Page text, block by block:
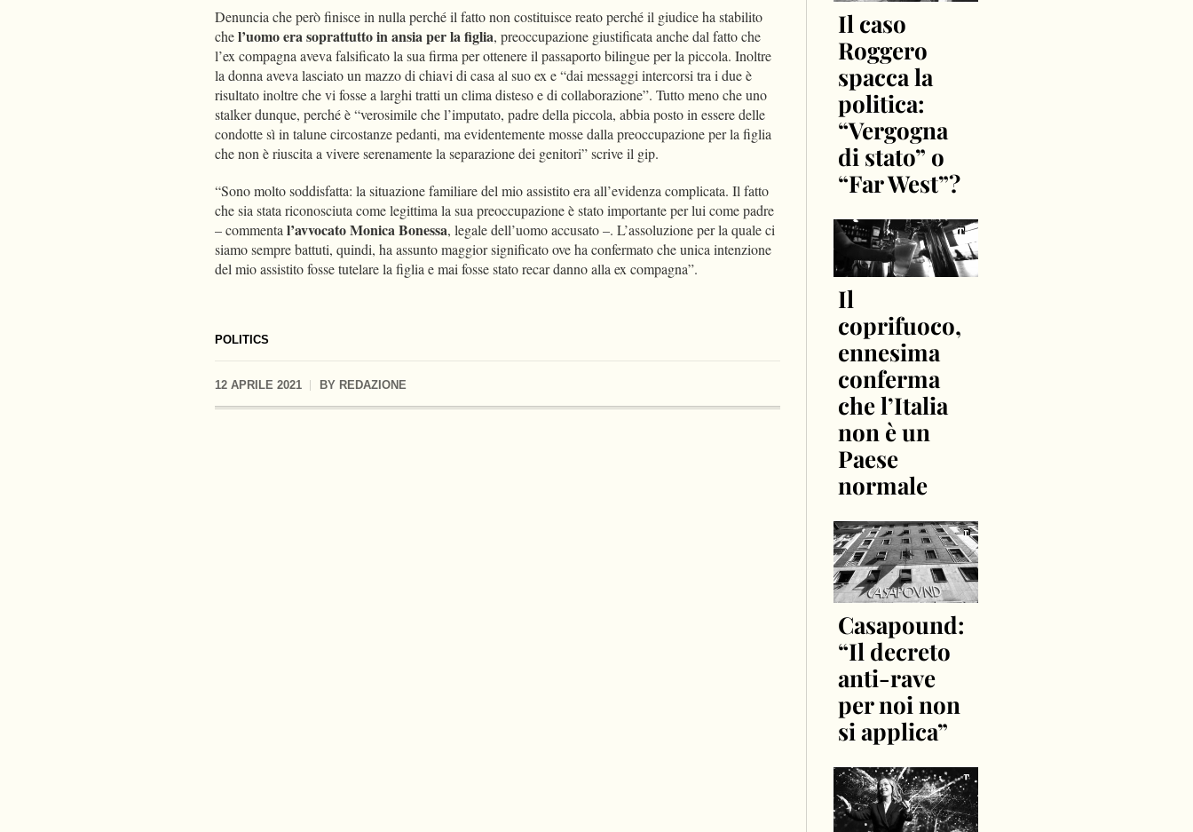
POLITICS
12 APRILE 2021 BY REDAZIONE
Denuncia che però finisce in nulla perché il fatto non costituisce reato perché il giudice ha stabilito
chel’uomo era soprattutto in ansia per la figlia, preoccupazione giustificata anche dal fatto che
l’ex compagna aveva falsificato la sua firma per ottenere il passaporto bilingue per la piccola. Inoltre
la donna aveva lasciato un mazzo di chiavi di casa al suo ex e “dai messaggi intercorsi tra i due è
risultato inoltre che vi fosse a larghi tratti un clima disteso e di collaborazione”. Tutto meno che uno
stalker dunque, perché è “verosimile che l’imputato, padre della piccola, abbia posto in essere delle
condotte sì in talune circostanze pedanti, ma evidentemente mosse dalla preoccupazione per la figlia
che non è riuscita a vivere serenamente la separazione dei genitori” scrive il gip.
“Sono molto soddisfatta: la situazione familiare del mio assistito era all’evidenza complicata. Il fatto
che sia stata riconosciuta come legittima la sua preoccupazione è stato importante per lui come padre
– commenta l’avvocato Monica Bonessa, legale dell’uomo accusato –. L’assoluzione per la quale ci
siamo sempre battuti, quindi, ha assunto maggior significato ove ha confermato che unica intenzione
del mio assistito fosse tutelare la figlia e mai fosse stato recar danno alla ex compagna”.
Il caso
Roggero
spacca la
politica:
“Vergogna
di stato” o
“Far West”?
Il
coprifuoco,
ennesima
conferma
che l’Italia
non è un
Paese
normale
Casapound:
“Il decreto
anti-rave
per noi non
si applica”